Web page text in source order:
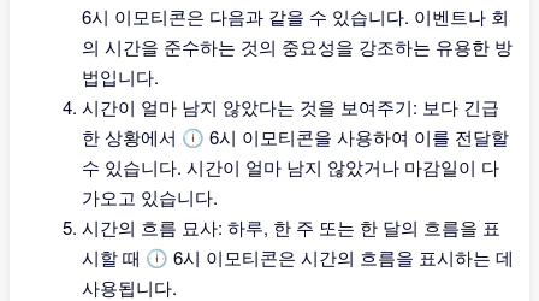
6시 이모티콘은 다음과 같을 수 있습니다. 이벤트나 회
의 시간을 준수하는 것의 중요성을 강조하는 유용한 방
법입니다.
시간이 얼마 남지 않았다는 것을 보여주기: 보다 긴급
한 상황에서 🕕 6시 이모티콘을 사용하여 이를 전달할
수 있습니다. 시간이 얼마 남지 않았거나 마감일이 다
가오고 있습니다.
시간의 흐름 묘사: 하루, 한 주 또는 한 달의 흐름을 표
시할 때 🕕 6시 이모티콘은 시간의 흐름을 표시하는 데
사용됩니다.